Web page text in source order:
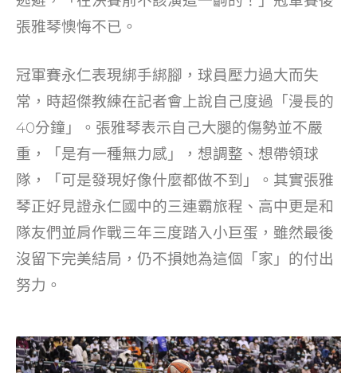
張雅琴懊悔不已。
冠軍賽永仁表現綁手綁腳，球員壓力過大而失
常，時超傑教練在記者會上說自己度過「漫長的
40分鐘」。張雅琴表示自己大腿的傷勢並不嚴
重，「是有一種無力感」，想調整、想帶領球
隊，「可是發現好像什麼都做不到」。其實張雅
琴正好見證永仁國中的三連霸旅程、高中更是和
隊友們並肩作戰三年三度踏入小巨蛋，雖然最後
沒留下完美結局，仍不損她為這個「家」的付出
努力。